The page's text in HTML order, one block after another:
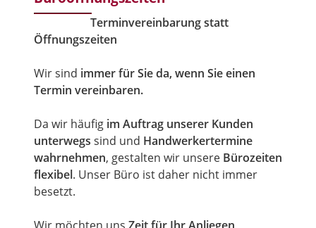
Terminvereinbarung statt
Öffnungszeiten
Wir sind immer für Sie da, wenn Sie einen
Termin vereinbaren.
Da wir häufig im Auftrag unserer Kunden
unterwegs sind und Handwerkertermine
wahrnehmen, gestalten wir unsere Bürozeiten
flexibel. Unser Büro ist daher nicht immer
besetzt.
Wir möchten uns Zeit für Ihr Anliegen